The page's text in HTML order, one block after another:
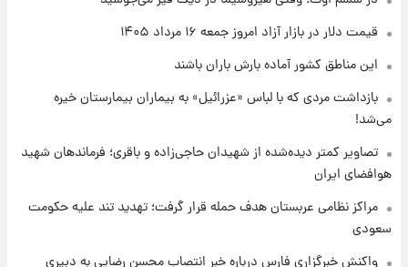
قیمت طلا و سکه امروز پنجشنبه ۱۵ مرداد ۱۴۰۵
شارژ جدید کالابرگ برای سه دهک؛ جزئیات اعلام
قیمت دلار در بازار آزاد امروز جمعه ۱۶ مرداد ۱۴۰۵
این مناطق کشور آماده بارش باران باشند
بازداشت مردی که با لباس «عزرائیل» به بیماران بیمارستان خیره
می‌شد!
تصاویر کمتر دیده‌شده از شهیدان حاجی‌زاده و باقری؛ فرماندهان شهید
هوافضای ایران
مراکز نظامی عربستان هدف حمله قرار گرفت؛ تهدید تند علیه حکومت
سعودی
واکنش خبرگزاری فارس درباره خبر انتصاب محسن رضایی به دبیری